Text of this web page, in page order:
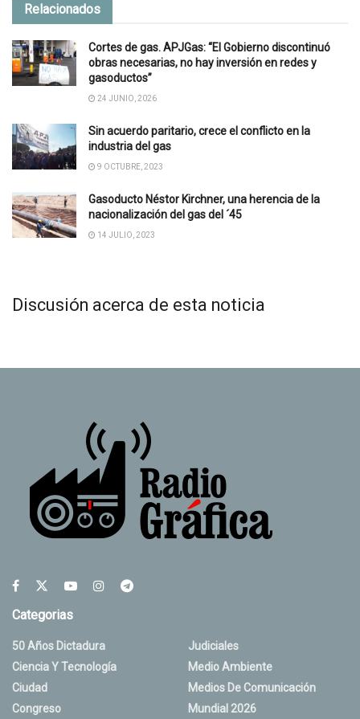
Relacionados
Cortes de gas. APJGas: “El Gobierno discontinuó
obras necesarias, no hay inversión en redes y
gasoductos”
24 JUNIO, 2026
Sin acuerdo paritario, crece el conflicto en la
industria del gas
9 OCTUBRE, 2023
Gasoducto Néstor Kirchner, una herencia de la
nacionalización del gas del ´45
14 JULIO, 2023
Discusión acerca de esta noticia
Categorias
50 Años Dictadura
Ciencia Y Tecnología
Ciudad
Congreso
Judiciales
Medio Ambiente
Medios De Comunicación
Mundial 2026